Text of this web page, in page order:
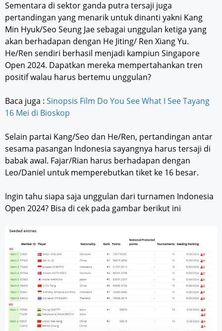
Sementara di sektor ganda putra tersaji juga
pertandingan yang menarik untuk dinanti yakni Kang
Min Hyuk/Seo Seung Jae sebagai unggulan ketiga yang
akan berhadapan dengan He Jiting/ Ren Xiang Yu.
He/Ren sendiri berhasil menjadi kampiun Singapore
Open 2024. Dapatkan mereka mempertahankan tren
positif walau harus bertemu unggulan?
Baca juga : Sinopsis Film Do You See What I See Tayang
16 Mei di Bioskop
Selain partai Kang/Seo dan He/Ren, pertandingan antar
sesama pasangan Indonesia sayangnya harus tersaji di
babak awal. Fajar/Rian harus berhadapan dengan
Leo/Daniel untuk memperebutkan tiket ke 16 besar.
Ingin tahu siapa saja unggulan dari turnamen Indonesia
Open 2024? Bisa di cek pada gambar berikut ini